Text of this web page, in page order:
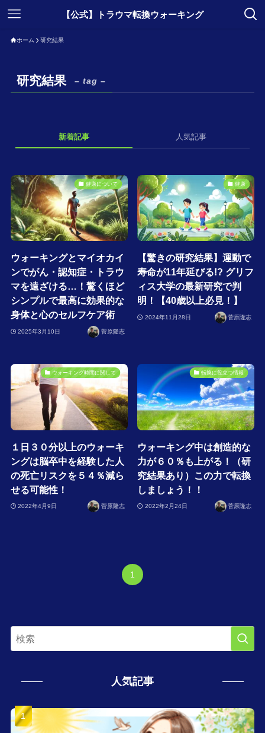
【公式】トラウマ転換ウォーキング
ホーム 研究結果
研究結果 – tag –
新着記事 人気記事
健康について
ウォーキングとマイオカイ
ンでがん・認知症・トラウ
マを遠ざける…！驚くほど
シンプルで最高に効果的な
身体と心のセルフケア術
2025年3月10日 菅原隆志
健康
【驚きの研究結果】運動で
寿命が11年延びる!? グリフ
ィス大学の最新研究で判
明！【40歳以上必見！】
2024年11月28日 菅原隆志
ウォーキング時間に関して
１日３０分以上のウォーキ
ングは脳卒中を経験した人
の死亡リスクを５４％減ら
せる可能性！
2022年4月9日 菅原隆志
転換に役立つ情報
ウォーキング中は創造的な
力が６０％も上がる！（研
究結果あり）この力で転換
しましょう！！
2022年2月24日 菅原隆志
1
人気記事